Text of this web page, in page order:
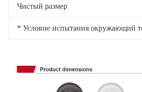
Чистый размер
* Условие испытания